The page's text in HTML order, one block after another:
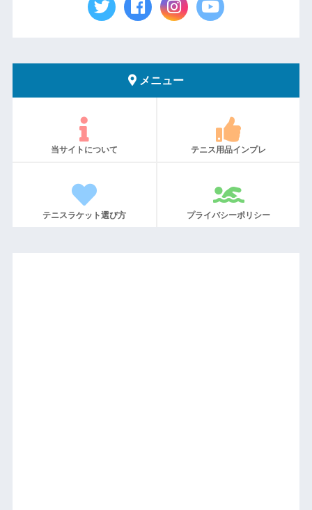
メニュー
当サイトについて テニス用品インプレ
テニスラケット選び方 プライバシーポリシー